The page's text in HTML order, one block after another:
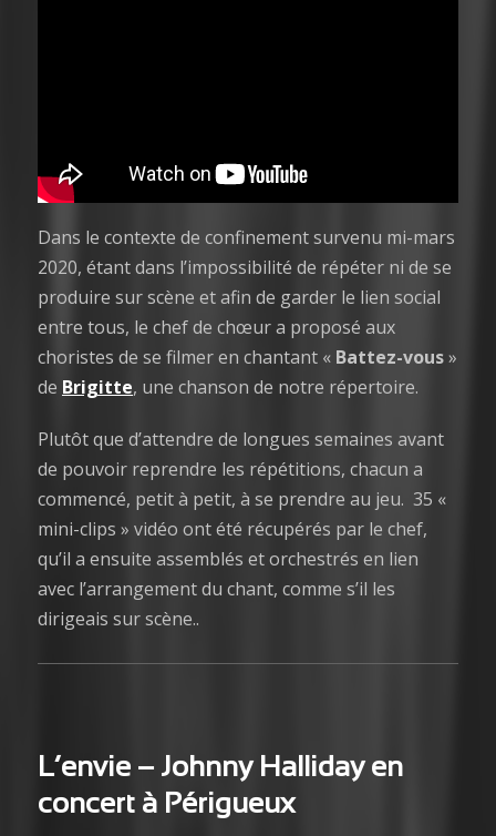
Dans le contexte de confinement survenu mi-mars
2020, étant dans l’impossibilité de répéter ni de se
produire sur scène et afin de garder le lien social
entre tous, le chef de chœur a proposé aux
choristes de se filmer en chantant « Battez-vous»
de Brigitte, une chanson de notre répertoire.
Plutôt que d’attendre de longues semaines avant
de pouvoir reprendre les répétitions, chacun a
commencé, petit à petit, à se prendre au jeu. 35 «
mini-clips » vidéo ont été récupérés par le chef,
qu’il a ensuite assemblés et orchestrés en lien
avec l’arrangement du chant, comme s’il les
dirigeais sur scène..
L’envie – Johnny Halliday en
concert à Périgueux